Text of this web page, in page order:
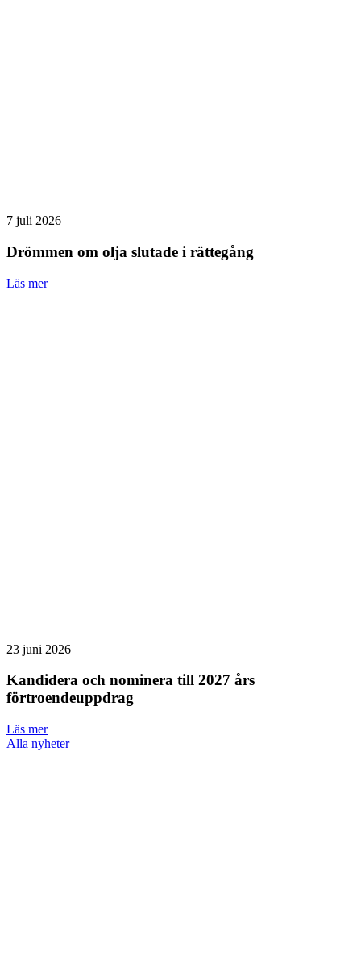
7 juli 2026
Drömmen om olja slutade i rättegång
Läs mer
23 juni 2026
Kandidera och nominera till 2027 års
förtroendeuppdrag
Läs mer
Alla nyheter